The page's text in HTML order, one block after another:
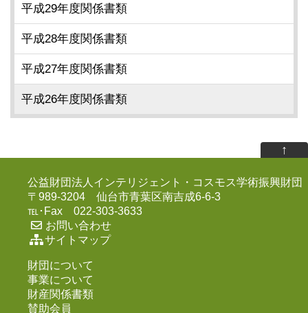
平成29年度関係書類
平成28年度関係書類
平成27年度関係書類
平成26年度関係書類
↑
公益財団法人インテリジェント・コスモス学術振興財団
〒989-3204 仙台市青葉区南吉成6-6-3
℡･Fax 022-303-3633
お問い合わせ
サイトマップ
財団について
事業について
財産関係書類
賛助会員